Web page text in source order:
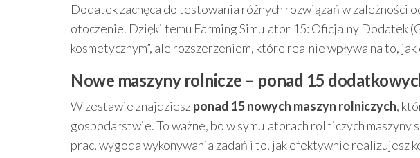
Dodatek zachęca do testowania różnych rozwiązań w zależności
otoczenie. Dzięki temu Farming Simulator 15: Oficjalny Dodatek
kosmetycznym”, ale rozszerzeniem, które realnie wpływa na to,
Nowe maszyny rolnicze – ponad 15
W zestawie znajdzieszponad 15 nowych maszyn rolniczych,
gospodarstwie. To ważne, bo w symulatorach rolniczych maszyny
prac, wygoda wykonywania zadań i to, jak efektywnie realizujesz